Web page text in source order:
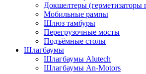
Докшелтеры (герметизаторы
Мобильные рампы
Шлюз тамбуры
Перегрузочные мосты
Подъёмные столы
Шлагбаумы
Шлагбаумы Alutech
Шлагбаумы An-Motors